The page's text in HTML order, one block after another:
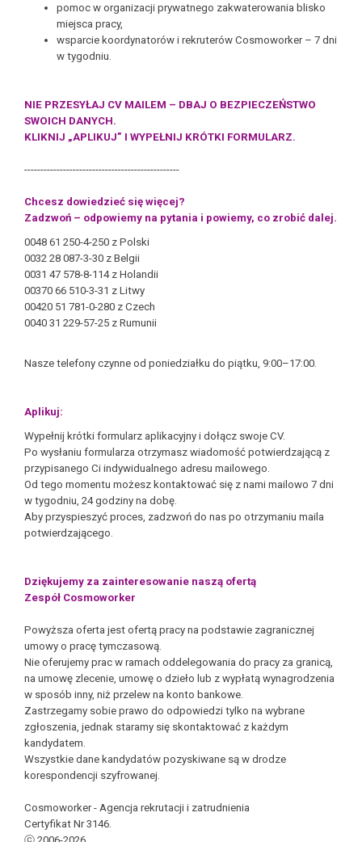
pomoc w organizacji prywatnego zakwaterowania blisko
miejsca pracy,
wsparcie koordynatorów i rekruterów Cosmoworker – 7 dni
w tygodniu.
NIE PRZESYŁAJ CV MAILEM – DBAJ O BEZPIECZEŃSTWO
SWOICH DANYCH.
KLIKNIJ „APLIKUJ” I WYPEŁNIJ KRÓTKI FORMULARZ.
------------------------------------------------
Chcesz dowiedzieć się więcej?
Zadzwoń – odpowiemy na pytania i powiemy, co zrobić dalej.
0048 61 250-4-250 z Polski
0032 28 087-3-30 z Belgii
0031 47 578-8-114 z Holandii
00370 66 510-3-31 z Litwy
00420 51 781-0-280 z Czech
0040 31 229-57-25 z Rumunii
Nasze telefony czynne od poniedziałku do piątku, 9:00–17:00.
Aplikuj:
Wypełnij krótki formularz aplikacyjny i dołącz swoje CV.
Po wysłaniu formularza otrzymasz wiadomość potwierdzającą z
przypisanego Ci indywidualnego adresu mailowego.
Od tego momentu możesz kontaktować się z nami mailowo 7 dni
w tygodniu, 24 godziny na dobę.
Aby przyspieszyć proces, zadzwoń do nas po otrzymaniu maila
potwierdzającego.
Dziękujemy za zainteresowanie naszą ofertą
Zespół Cosmoworker
Powyższa oferta jest ofertą pracy na podstawie zagranicznej
umowy o pracę tymczasową.
Nie oferujemy prac w ramach oddelegowania do pracy za granicą,
na umowę zlecenie, umowę o dzieło lub z wypłatą wynagrodzenia
w sposób inny, niż przelew na konto bankowe.
Zastrzegamy sobie prawo do odpowiedzi tylko na wybrane
zgłoszenia, jednak staramy się skontaktować z każdym
kandydatem.
Wszystkie dane kandydatów pozyskiwane są w drodze
korespondencji szyfrowanej.
Cosmoworker - Agencja rekrutacji i zatrudnienia
Certyfikat Nr 3146.